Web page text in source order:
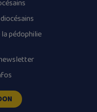
pédophilie